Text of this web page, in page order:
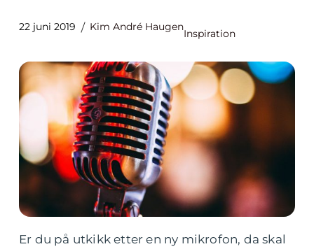
22 juni 2019 Kim André Haugen
Inspiration
Er du på utkikk etter en ny mikrofon, da skal